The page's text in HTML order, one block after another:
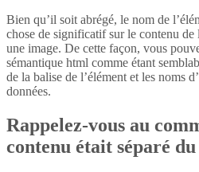
Bien qu’il soit abrégé, le nom de
chose de significatif sur le contenu de
une image. De cette façon, vous
sémantique html comme étant
de la balise de l’élément et les noms
données.
Rappelez-vous au
contenu était séparé